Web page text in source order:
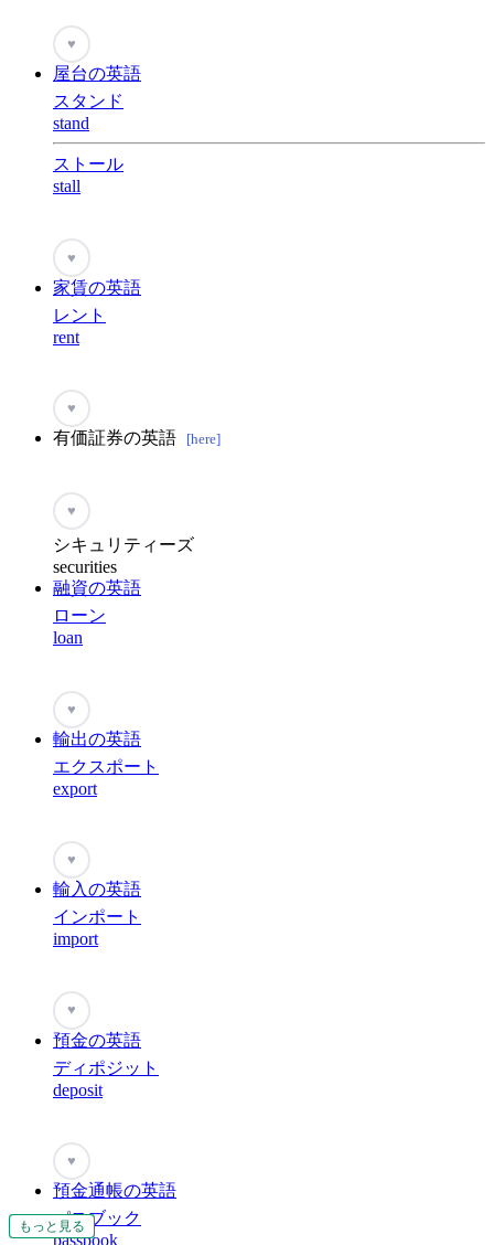
もっと見る
もっと見る
もっと見る
もっと見る
もっと見る
もっと見る
♥
屋台の英語
スタンド
stand
ストール
stall
♥
家賃の英語
レント
rent
♥
有価証券の英語 [here]
♥
シキュリティーズ
securities
融資の英語
ローン
loan
♥
輸出の英語
エクスポート
export
♥
輸入の英語
インポート
import
♥
預金の英語
ディポジット
deposit
♥
預金通帳の英語
パスブック
passbook